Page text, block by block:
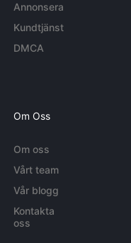
Annonsera
Kundtjänst
DMCA
Om Oss
Om oss
Vårt team
Vår blogg
Kontakta
oss